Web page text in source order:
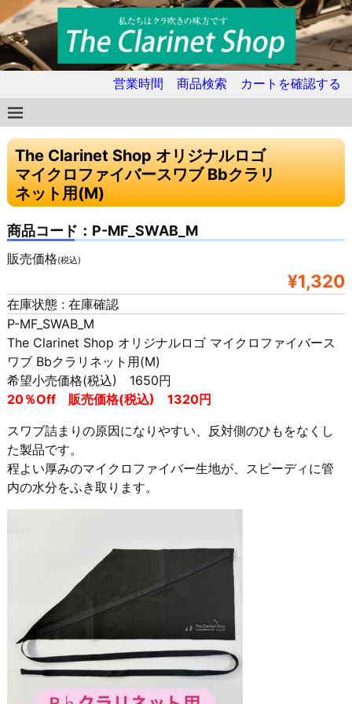
営業時間 商品検索 カートを確認する
The Clarinet Shop オリジナルロゴ
マイクロファイバースワブ Bbクラリ
ネット用(M)
商品コード：P-MF_SWAB_M
販売価格(税込)
¥1,320
在庫状態 : 在庫確認
P-MF_SWAB_M
The Clarinet Shop オリジナルロゴ マイクロファイバース
ワブ Bbクラリネット用(M)
希望小売価格(税込) 1650円
20％Off 販売価格(税込) 1320円
スワブ詰まりの原因になりやすい、 反対側のひもをなくし
た製品です。
程よい厚みのマイクロファイバー生地が、スピーディに管
内の水分をふき取ります。